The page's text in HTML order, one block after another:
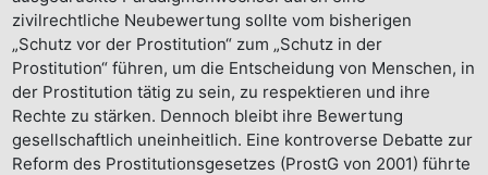
zivilrechtliche Neubewertung sollte vom bisherigen
„Schutz vor der Prostitution“ zum „Schutz in der
Prostitution“ führen, um die Entscheidung von Menschen, in
der Prostitution tätig zu sein, zu respektieren und ihre
Rechte zu stärken. Dennoch bleibt ihre Bewertung
gesellschaftlich uneinheitlich. Eine kontroverse Debatte zur
Reform des Prostitutionsgesetzes (ProstG von 2001) führte